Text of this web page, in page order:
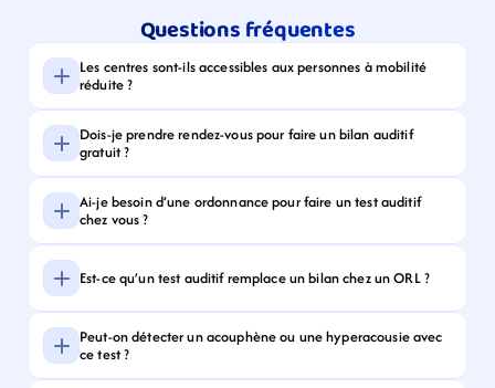
Questions fréquentes
Les centres sont-ils accessibles aux personnes à mobilité
réduite ?
Dois-je prendre rendez-vous pour faire un bilan auditif
gratuit ?
Ai-je besoin d’une ordonnance pour faire un test auditif
chez vous ?
Est-ce qu’un test auditif remplace un bilan chez un ORL ?
Peut-on détecter un acouphène ou une hyperacousie avec
ce test ?